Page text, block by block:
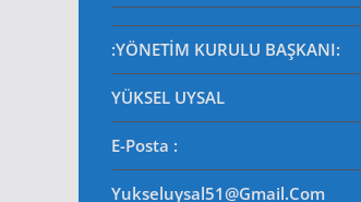
:YÖNETİM KURULU BAŞKANI:
YÜKSEL UYSAL
E-Posta :
Yukseluysal51@gmail.com